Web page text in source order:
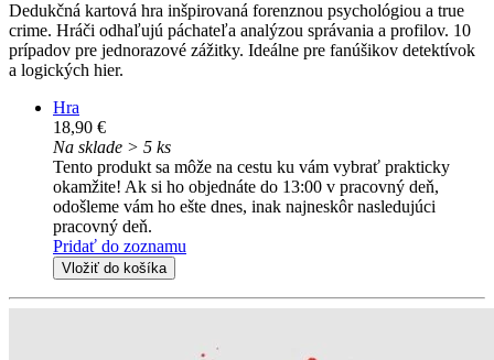
Dedukčná kartová hra inšpirovaná forenznou psychológiou a true
crime. Hráči odhaľujú páchateľa analýzou správania a profilov. 10
prípadov pre jednorazové zážitky. Ideálne pre fanúšikov detektívok
a logických hier.
Hra
18,90 €
Na sklade > 5 ks
Tento produkt sa môže na cestu ku vám vybrať prakticky
okamžite! Ak si ho objednáte do 13:00 v pracovný deň,
odošleme vám ho ešte dnes, inak najneskôr nasledujúci
pracovný deň.
Pridať do zoznamu
Vložiť do košíka